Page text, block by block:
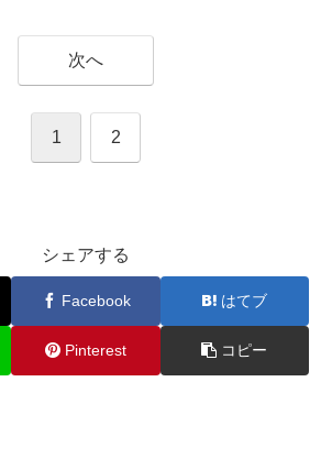
次へ
1 2
シェアする
Facebook はてブ
Pinterest コピー